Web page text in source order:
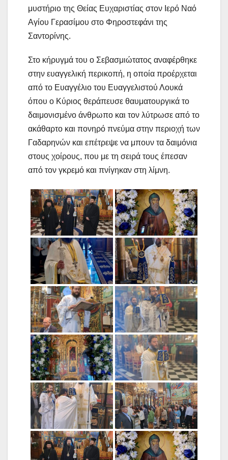
μυστήριο της Θείας Ευχαριστίας στον Ιερό Ναό
Αγίου Γερασίμου στο Φηροστεφάνι της
Σαντορίνης.
Στο κήρυγμά του ο Σεβασμιώτατος αναφέρθηκε
στην ευαγγελική περικοπή, η οποία προέρχεται
από το Ευαγγέλιο του Ευαγγελιστού Λουκά
όπου ο Κύριος θεράπευσε θαυματουργικά το
δαιμονισμένο άνθρωπο και τον λύτρωσε από το
ακάθαρτο και πονηρό πνεύμα στην περιοχή των
Γαδαρηνών και επέτρεψε να μπουν τα δαιμόνια
στους χοίρους, που με τη σειρά τους έπεσαν
από τον γκρεμό και πνίγηκαν στη λίμνη.